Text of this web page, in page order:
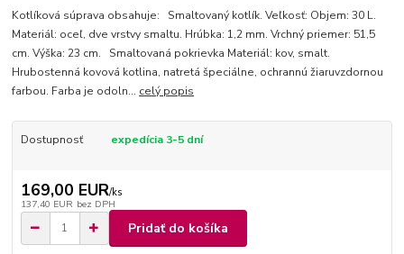
Kotlíková súprava obsahuje: Smaltovaný kotlík. Veľkosť: Objem: 30 L.
Materiál: oceľ, dve vrstvy smaltu. Hrúbka: 1,2 mm. Vrchný priemer: 51,5
cm. Výška: 23 cm. Smaltovaná pokrievka Materiál: kov, smalt.
Hrubostenná kovová kotlina, natretá špeciálne, ochrannú žiaruvzdornou
farbou. Farba je odoln... celý popis
Dostupnosť expedícia 3-5 dní
169,00 EUR/ks
137,40 EUR bez DPH
Pridať do košíka